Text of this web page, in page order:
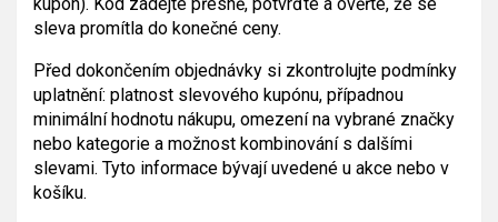
sleva promítla do konečné ceny.
Před dokončením objednávky si zkontrolujte podmínky
uplatnění: platnost slevového kupónu, případnou
minimální hodnotu nákupu, omezení na vybrané značky
nebo kategorie a možnost kombinování s dalšími
slevami. Tyto informace bývají uvedené u akce nebo v
košíku.